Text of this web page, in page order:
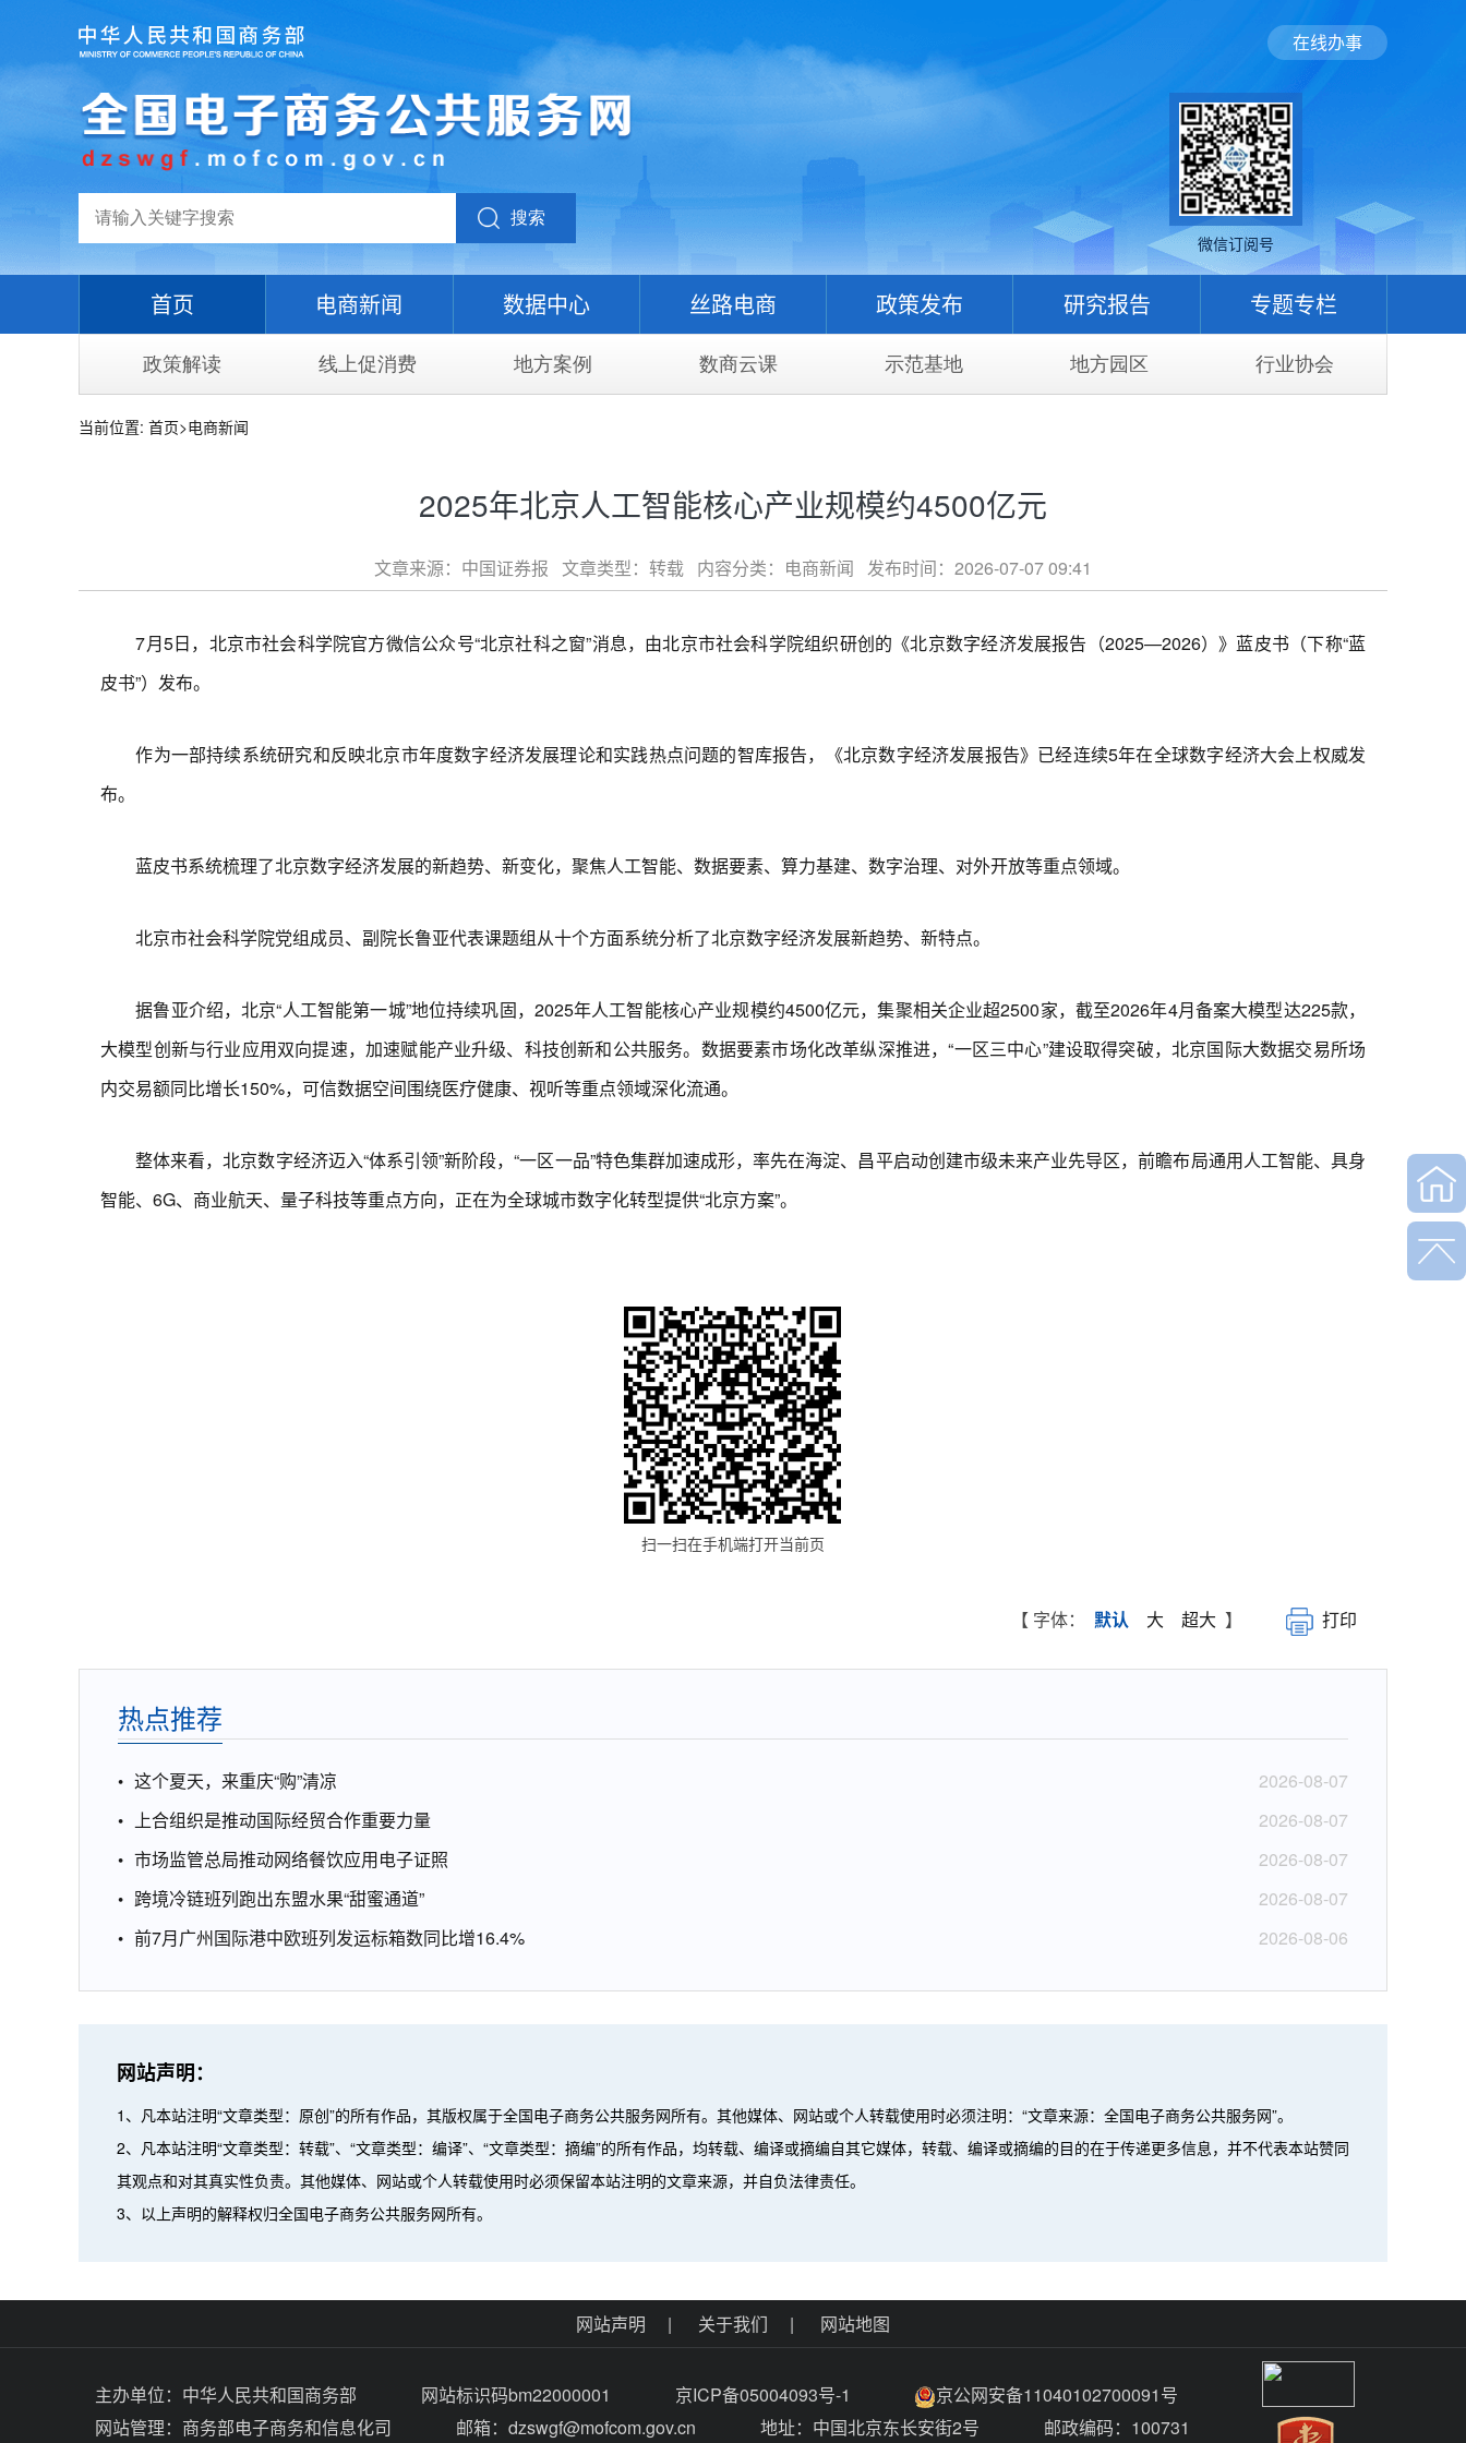
在线办事
搜索
微信订阅号
首页 电商新闻 数据中心 丝路电商 政策发布 研究报告 专题专栏
政策解读 线上促消费 地方案例 数商云课 示范基地 地方园区 行业协会
当前位置: 首页>电商新闻
2025年北京人工智能核心产业规模约4500亿元
文章来源：中国证券报 文章类型：转载 内容分类：电商新闻 发布时间：2026-07-07 09:41
7月5日，北京市社会科学院官方微信公众号“北京社科之窗”消息，由北京市社会科学院组织研创的《北京数字经济发展报告（2025—2026）》蓝皮书（下称“蓝
皮书”）发布。
作为一部持续系统研究和反映北京市年度数字经济发展理论和实践热点问题的智库报告，《北京数字经济发展报告》已经连续5年在全球数字经济大会上权威发
布。
蓝皮书系统梳理了北京数字经济发展的新趋势、新变化，聚焦人工智能、数据要素、算力基建、数字治理、对外开放等重点领域。
北京市社会科学院党组成员、副院长鲁亚代表课题组从十个方面系统分析了北京数字经济发展新趋势、新特点。
据鲁亚介绍，北京“人工智能第一城”地位持续巩固，2025年人工智能核心产业规模约4500亿元，集聚相关企业超2500家，截至2026年4月备案大模型达225款，
大模型创新与行业应用双向提速，加速赋能产业升级、科技创新和公共服务。数据要素市场化改革纵深推进，“一区三中心”建设取得突破，北京国际大数据交易所场
内交易额同比增长150%，可信数据空间围绕医疗健康、视听等重点领域深化流通。
整体来看，北京数字经济迈入“体系引领”新阶段，“一区一品”特色集群加速成形，率先在海淀、昌平启动创建市级未来产业先导区，前瞻布局通用人工智能、具身
智能、6G、商业航天、量子科技等重点方向，正在为全球城市数字化转型提供“北京方案”。
扫一扫在手机端打开当前页
【 字体： 默认 大 超大 】 打印
热点推荐
这个夏天，来重庆“购”清凉
2026-08-07
上合组织是推动国际经贸合作重要力量
2026-08-07
市场监管总局推动网络餐饮应用电子证照
2026-08-07
跨境冷链班列跑出东盟水果“甜蜜通道”
2026-08-07
前7月广州国际港中欧班列发运标箱数同比增16.4%
2026-08-06
网站声明：
1、凡本站注明“文章类型：原创”的所有作品，其版权属于全国电子商务公共服务网所有。其他媒体、网站或个人转载使用时必须注明：“文章来源：全国电子商务公共服务网”。
2、凡本站注明“文章类型：转载”、“文章类型：编译”、“文章类型：摘编”的所有作品，均转载、编译或摘编自其它媒体，转载、编译或摘编的目的在于传递更多信息，并不代表本站赞同
其观点和对其真实性负责。其他媒体、网站或个人转载使用时必须保留本站注明的文章来源，并自负法律责任。
3、以上声明的解释权归全国电子商务公共服务网所有。
网站声明 | 关于我们 | 网站地图
主办单位： 中华人民共和国商务部 网站标识码bm22000001 京ICP备05004093号-1
京公网安备11040102700091号
网站管理： 商务部电子商务和信息化司 邮箱：dzswgf@mofcom.gov.cn 地址：中国北京东长安街2号 邮政编码：100731